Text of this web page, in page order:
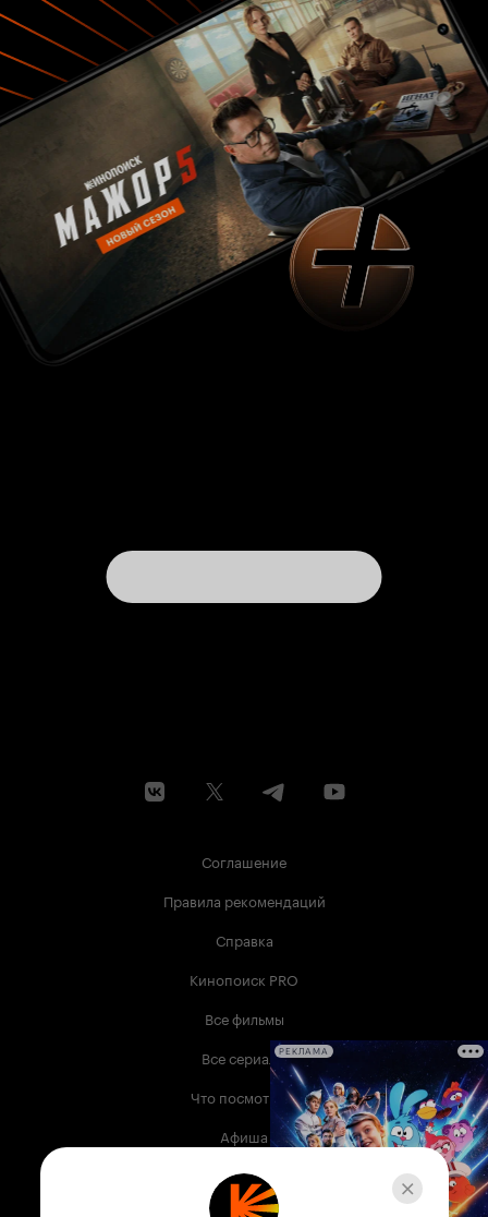
Соглашение
Правила рекомендаций
Справка
Кинопоиск PRO
Все фильмы
Все сериалы
Что посмотреть
Афиша
Музыка
РЕКЛАМА